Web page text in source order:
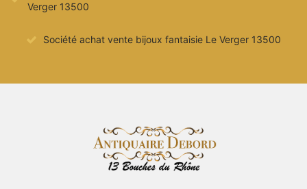
Verger 13500
Société achat vente bijoux fantaisie Le Verger 13500